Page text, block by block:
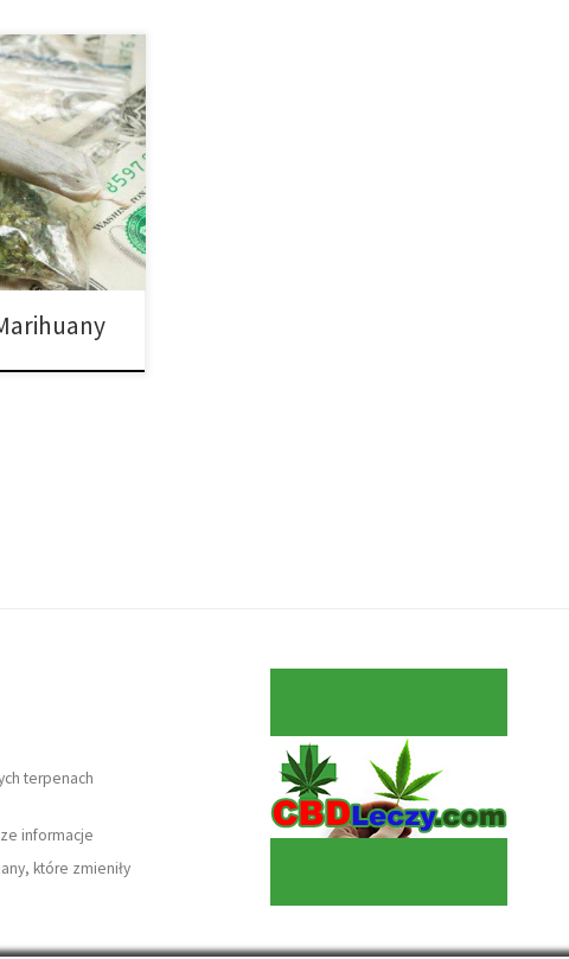
Istnieje
Możesz
ale zawsze za
Koniecznie
aby
temat rośliny!
terpenach
informacje
które zmieniły